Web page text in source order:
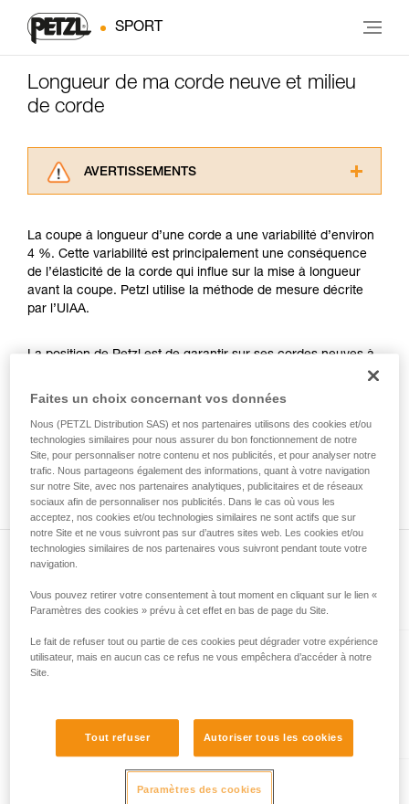
SPORT
Longueur de ma corde neuve et milieu
de corde
AVERTISSEMENTS
consulter. Vous devez avoir compris les
informations de la notice technique pour
pouvoir comprendre ce complément
d’informations.
Maîtriser ces techniques nécessite une
avec un professionnel votre capacité à refaire
Nous donnons des exemples de techniques
liées à votre activité. Il peut en exister d’autres
que nous ne décrivons pas ici.
La coupe à longueur d’une corde a une variabilité d’environ
4 %. Cette variabilité est principalement une conséquence
de l’élasticité de la corde qui influe sur la mise à longueur
avant la coupe. Petzl utilise la méthode de mesure décrite
par l’UIAA.
La position de Petzl est de garantir sur ses cordes neuves à
corde neuve Petzl de 50 mètres pourra mesurer à minima 50
neuve Petzl de 70 mètres pourra mesurer à minima 70
mètres et à maxima 73 mètres. De même pour la position du
milieu de corde, vous pouvez observer un écart entre les
deux extrémités de votre corde de 1,2 m.
Présent dans l'article
VOLTA® GUIDE 9 mm
RUMBA® 8 mm
Faites un choix concernant vos données
Nous (PETZL Distribution SAS) et nos partenaires utilisons des cookies et/ou
technologies similaires pour nous assurer du bon fonctionnement de notre
Site, pour personnaliser notre contenu et nos publicités, et pour analyser notre
trafic. Nous partageons également des informations, quant à votre navigation
sur notre Site, avec nos partenaires analytiques, publicitaires et de réseaux
sociaux afin de personnaliser nos publicités. Dans le cas où vous les
acceptez, nos cookies et/ou technologies similaires ne sont actifs que sur
notre Site et ne vous suivront pas sur d’autres sites web. Les cookies et/ou
technologies similaires de nos partenaires vous suivront pendant toute votre
navigation.
Vous pouvez retirer votre consentement à tout moment en cliquant sur le lien «
Paramètres des cookies » prévu à cet effet en bas de page du Site.
Le fait de refuser tout ou partie de ces cookies peut dégrader votre expérience
utilisateur, mais en aucun cas ce refus ne vous empêchera d’accéder à notre
Site.
Tout refuser Autoriser tous les cookies
Paramètres des cookies